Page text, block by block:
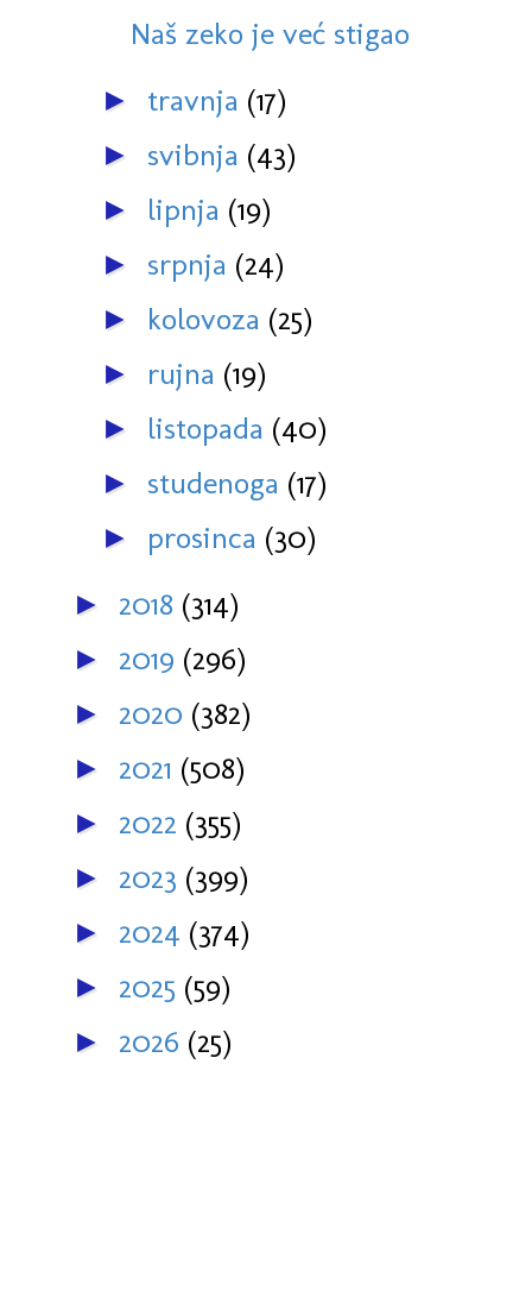
Naš zeko je već stigao
► travnja (17)
► svibnja (43)
► lipnja (19)
► srpnja (24)
► kolovoza (25)
► rujna (19)
► listopada (40)
► studenoga (17)
► prosinca (30)
► 2018 (314)
► 2019 (296)
► 2020 (382)
► 2021 (508)
► 2022 (355)
► 2023 (399)
► 2024 (374)
► 2025 (59)
► 2026 (25)